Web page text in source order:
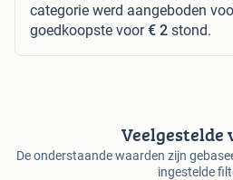
categorie werd aangeboden
goedkoopste voor€ 2 stond.
Veelgestelde
De onderstaande waarden zijn
ingestelde